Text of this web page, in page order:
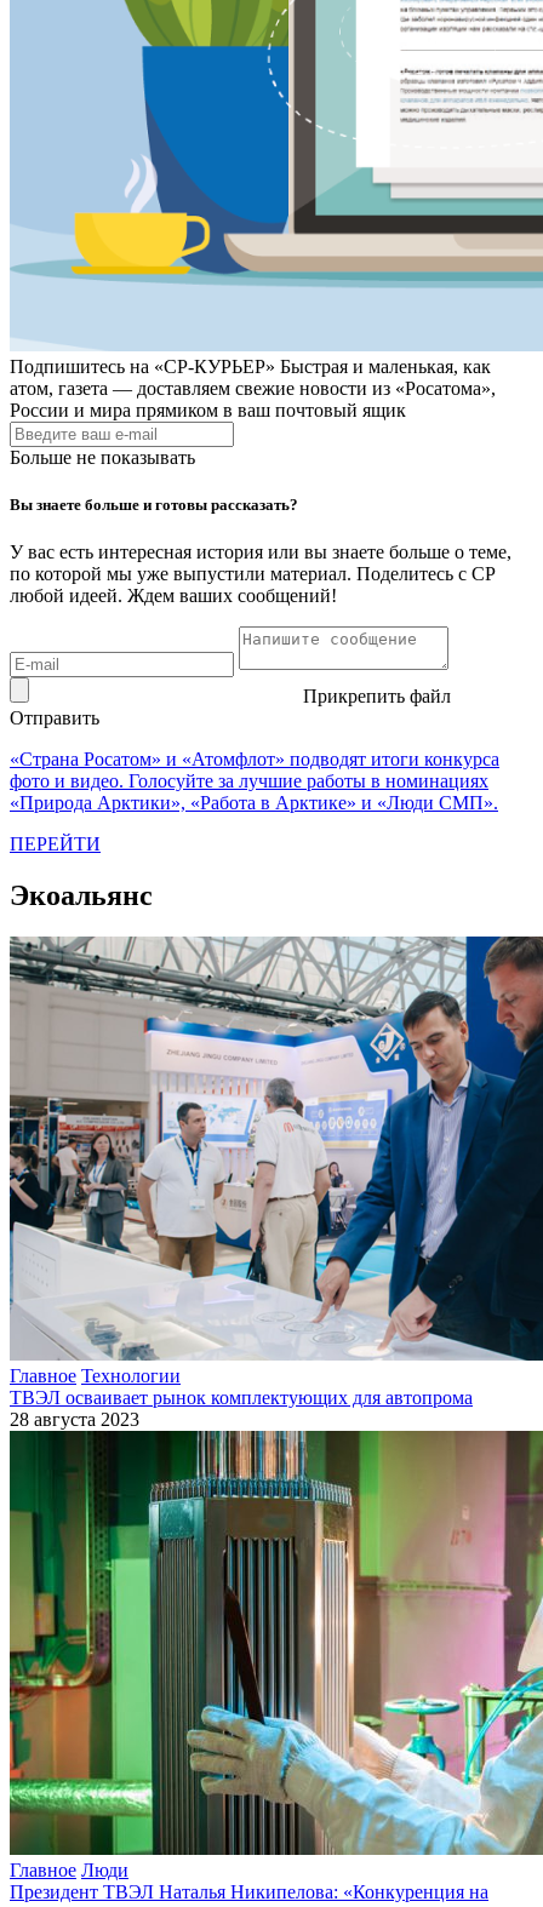
Подпишитесь на «СР-КУРЬЕР» Быстрая и маленькая, как
атом, газета — доставляем свежие новости из «Росатома»,
России и мира прямиком в ваш почтовый ящик
Больше не показывать
Вы знаете больше и готовы рассказать?
У вас есть интересная история или вы знаете больше о теме,
по которой мы уже выпустили материал. Поделитесь с СР
любой идеей. Ждем ваших сообщений!
Прикрепить файл
Отправить
«Страна Росатом» и «Атомфлот» подводят итоги конкурса
фото и видео. Голосуйте за лучшие работы в номинациях
«Природа Арктики», «Работа в Арктике» и «Люди СМП».
ПЕРЕЙТИ
Экоальянс
Главное Технологии
ТВЭЛ осваивает рынок комплектующих для автопрома
28 августа 2023
Главное Люди
Президент ТВЭЛ Наталья Никипелова: «Конкуренция на